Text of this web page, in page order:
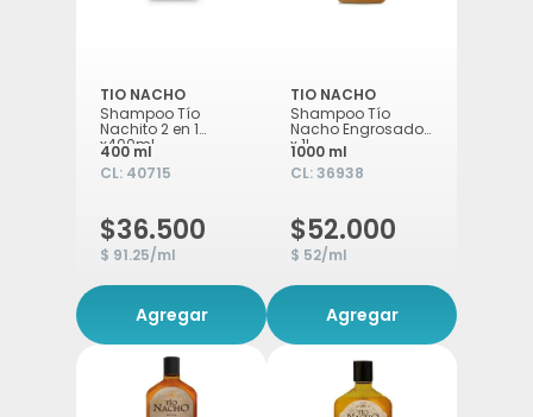
TIO NACHO
Shampoo Tío
Nachito 2 en 1
x400ml
400 ml
CL: 40715
$36.500
$ 91.25/ml
Agregar
TIO NACHO
Shampoo Tío
Nacho Engrosador
x 1L
1000 ml
CL:36938
$52.000
$ 52/ml
Agregar